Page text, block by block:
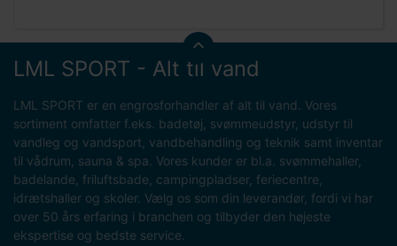
LML SPORT - Alt til vand
LML SPORT er en engrosforhandler af alt til vand. Vores
sortiment omfatter f.eks. badetøj, svømmeudstyr, udstyr til
vandleg og vandsport, vandbehandling og teknik samt inventar
til vådrum, sauna & spa. Vores kunder er bl.a. svømmehaller,
badelande, friluftsbade, campingpladser, feriecentre,
idrætshaller og skoler. Vælg os som din leverandør, fordi vi har
over 50 års erfaring i branchen og tilbyder den højeste
ekspertise og bedste service.